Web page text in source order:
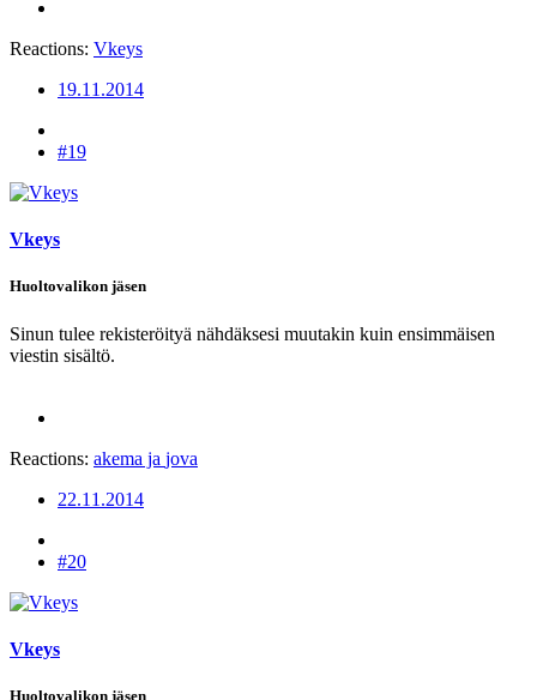
Reactions: Vkeys
19.11.2014
#19
Vkeys
Huoltovalikon jäsen
Sinun tulee rekisteröityä nähdäksesi muutakin kuin ensimmäisen
viestin sisältö.
Reactions: akema ja jova
22.11.2014
#20
Vkeys
Huoltovalikon jäsen